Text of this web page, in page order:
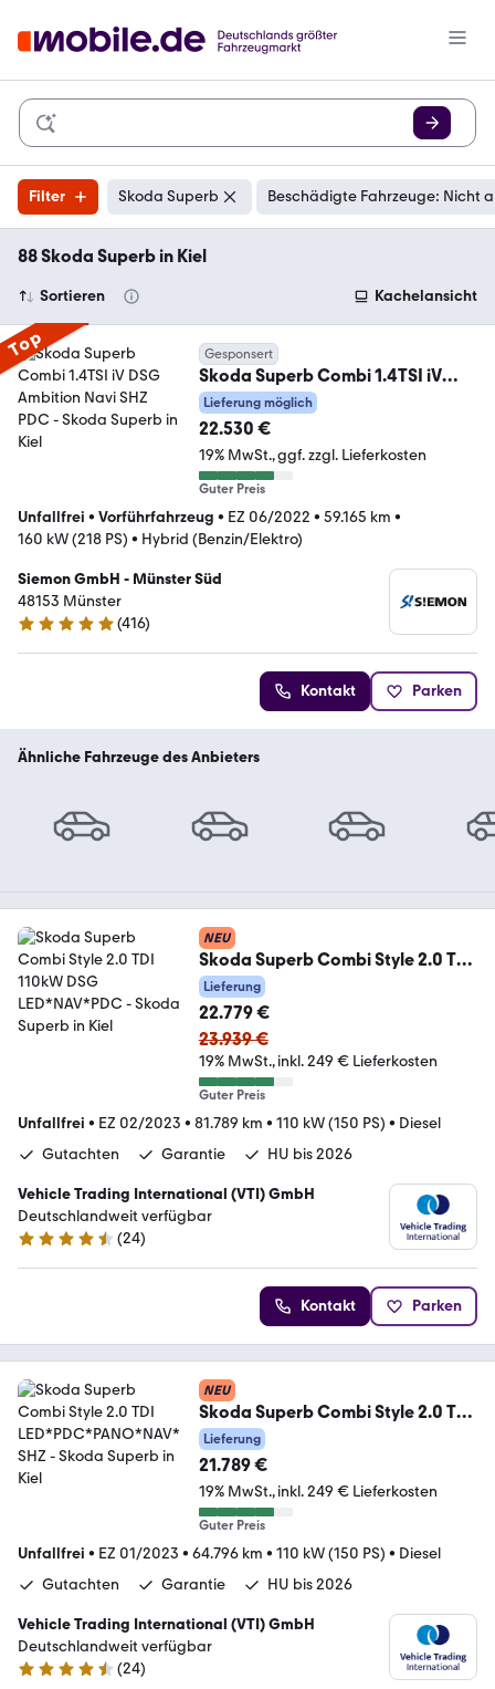
Filter Skoda Superb Beschädigte Fahrzeuge: Nicht
88 Skoda Superb in Kiel
Sortieren Kachelansicht
Top Gesponsert
Skoda Superb Combi 1.4TSI iV
DSG Ambition Navi SHZ PDC
Lieferung möglich
22.530 €
19% MwSt. ggf. zzgl. Lieferkosten
Guter Preis
Unfallfrei • Vorführfahrzeug • EZ 06/2022 • 59.165 km •
160 kW (218 PS) • Hybrid (Benzin/Elektro)
Siemon GmbH - Münster Süd
48153 Münster
4.8 Sterne
(416)
Kontakt Parken
Ähnliche Fahrzeuge des Anbieters
NEU
Skoda Superb Combi Style 2.0 TDI
110kW DSG LED*NAV*PDC
Lieferung
22.779 €
23.939 €
19% MwSt. inkl. 249 € Lieferkosten
Guter Preis
Unfallfrei • EZ 02/2023 • 81.789 km • 110 kW (150 PS) • Diesel
Gutachten
Garantie HU bis 2026
Vehicle Trading International (VTI) GmbH
Deutschlandweit verfügbar
4.4 Sterne
(24)
Kontakt Parken
NEU
Skoda Superb Combi Style 2.0 TDI
LED*PDC*PANO*NAV*SHZ
Lieferung
21.789 €
19% MwSt. inkl. 249 € Lieferkosten
Guter Preis
Unfallfrei • EZ 01/2023 • 64.796 km • 110 kW (150 PS) • Diesel
Gutachten
Garantie HU bis 2026
Vehicle Trading International (VTI) GmbH
Deutschlandweit verfügbar
4.4 Sterne
(24)